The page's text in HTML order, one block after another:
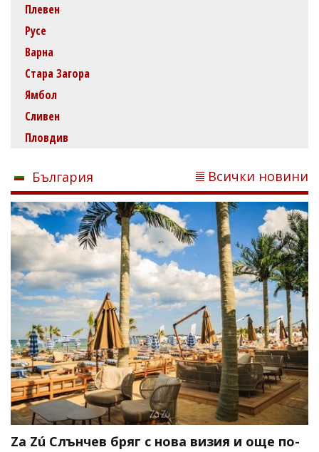
Плевен
Русе
Варна
Стара Загора
Ямбол
Сливен
Пловдив
България Всички новини
Za Zú Слънчев бряг с нова визия и още по-